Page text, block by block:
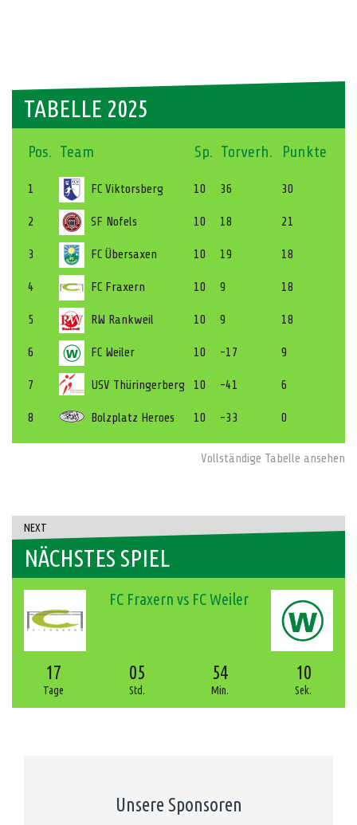
TABELLE 2025
Pos. Team Sp. Torverh. Punkte
1 FC Viktorsberg 10 36 30
2 SF Nofels 10 18 21
3 FC Übersaxen 10 19 18
4 FC Fraxern 10 9 18
5 RW Rankweil 10 9 18
6 FC Weiler 10 -17 9
7 USV Thüringerberg 10 -41 6
8 Bolzplatz Heroes 10 -33 0
Vollständige Tabelle ansehen
NEXT
NÄCHSTES SPIEL
FC Fraxern vs FC Weiler
17
Tage
05
Std.
54
Min.
10
Sek.
Unsere Sponsoren